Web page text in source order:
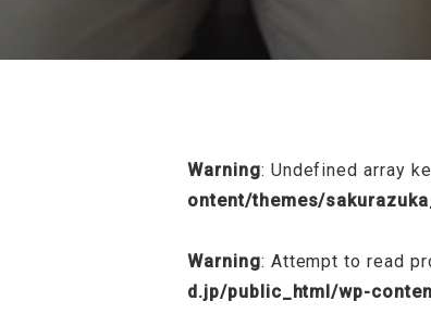
/home/sakurazuka/
Warning: Undefined array
ontent/themes/
Warning: Attempt to read
d.jp/public_html/wp-